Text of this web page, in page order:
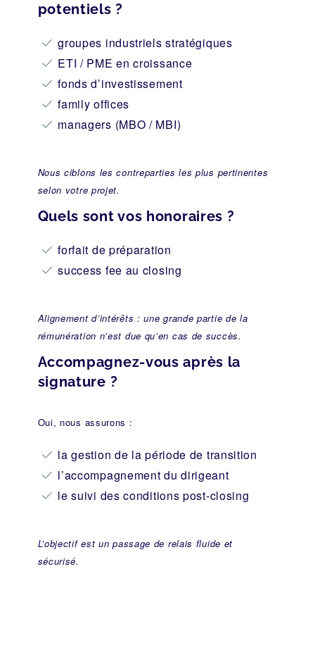
potentiels ?
groupes industriels stratégiques
ETI / PME en croissance
fonds d’investissement
family offices
managers (MBO / MBI)
Nous ciblons les contreparties les plus pertinentes
selon votre projet.
Quels sont vos honoraires ?
forfait de préparation
success fee au closing
Alignement d’intérêts : une grande partie de la
rémunération n’est due qu’en cas de succès.
Accompagnez-vous après la
signature ?
Oui, nous assurons :
la gestion de la période de transition
l’accompagnement du dirigeant
le suivi des conditions post-closing
L’objectif est un passage de relais fluide et
sécurisé.